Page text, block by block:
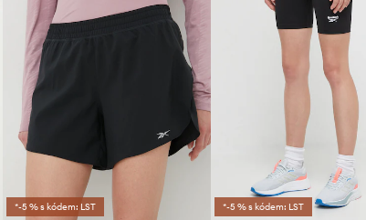
*-5 % s kódem: LST *-5 % s kódem: LST